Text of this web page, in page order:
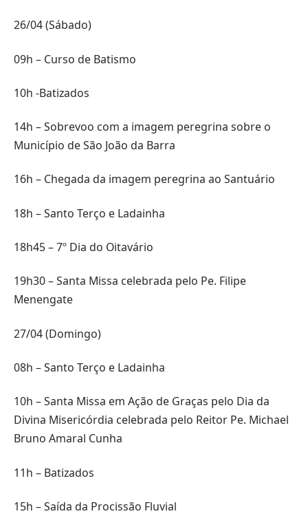
26/04 (Sábado)
09h – Curso de Batismo
10h -Batizados
14h – Sobrevoo com a imagem peregrina sobre o
Município de São João da Barra
16h – Chegada da imagem peregrina ao Santuário
18h – Santo Terço e Ladainha
18h45 – 7º Dia do Oitavário
19h30 – Santa Missa celebrada pelo Pe. Filipe
Menengate
27/04 (Domingo)
08h – Santo Terço e Ladainha
10h – Santa Missa em Ação de Graças pelo Dia da
Divina Misericórdia celebrada pelo Reitor Pe. Michael
Bruno Amaral Cunha
11h – Batizados
15h – Saída da Procissão Fluvial